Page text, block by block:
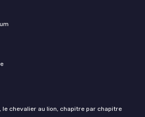
le chevalier au lion, chapitre par chapitre